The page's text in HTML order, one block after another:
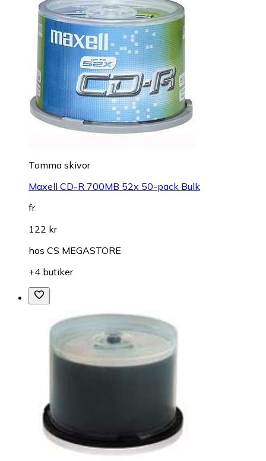
Tomma skivor
Maxell CD-R 700MB 52x 50-pack Bulk
fr.
122 kr
hos CS MEGASTORE
+4 butiker